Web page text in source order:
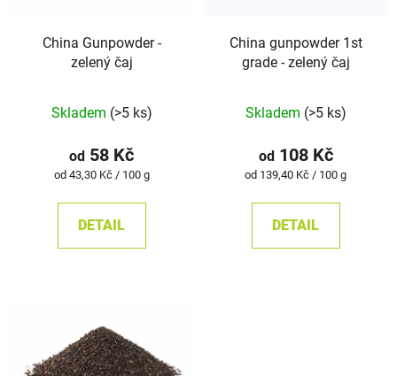
China Gunpowder -
zelený čaj
hodnocení
produktu
je
z
Skladem (>5 ks)
od 58 Kč
Měrná
od 43,30 Kč / 100 g
DETAIL
China gunpowder 1st
grade - zelený čaj
Skladem (>5 ks)
od108 Kč
Měrná
od 139,40 Kč / 100 g
DETAIL